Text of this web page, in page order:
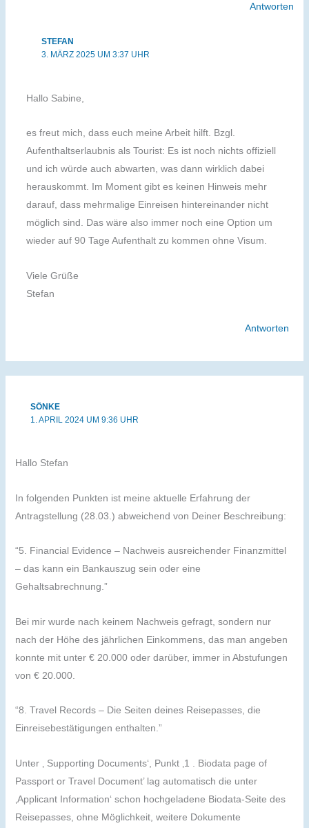
Antworten
STEFAN
3. MÄRZ 2025 UM 3:37 UHR
Hallo Sabine,
es freut mich, dass euch meine Arbeit hilft. Bzgl.
Aufenthaltserlaubnis als Tourist: Es ist noch nichts offiziell
und ich würde auch abwarten, was dann wirklich dabei
herauskommt. Im Moment gibt es keinen Hinweis mehr
darauf, dass mehrmalige Einreisen hintereinander nicht
möglich sind. Das wäre also immer noch eine Option um
wieder auf 90 Tage Aufenthalt zu kommen ohne Visum.
Viele Grüße
Stefan
Antworten
SÖNKE
1. APRIL 2024 UM 9:36 UHR
Hallo Stefan
In folgenden Punkten ist meine aktuelle Erfahrung der
Antragstellung (28.03.) abweichend von Deiner Beschreibung:
“5. Financial Evidence – Nachweis ausreichender Finanzmittel
– das kann ein Bankauszug sein oder eine
Gehaltsabrechnung.”
Bei mir wurde nach keinem Nachweis gefragt, sondern nur
nach der Höhe des jährlichen Einkommens, das man angeben
konnte mit unter € 20.000 oder darüber, immer in Abstufungen
von € 20.000.
“8. Travel Records – Die Seiten deines Reisepasses, die
Einreisebestätigungen enthalten.”
Unter ‚ Supporting Documents‘, Punkt ‚1 . Biodata page of
Passport or Travel Document’ lag automatisch die unter
‚Applicant Information‘ schon hochgeladene Biodata-Seite des
Reisepasses, ohne Möglichkeit, weitere Dokumente